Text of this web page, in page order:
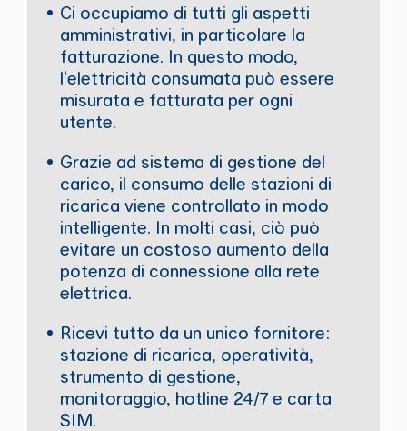
Ci occupiamo di tutti gli aspetti
amministrativi, in particolare la
fatturazione. In questo modo,
l'elettricità consumata può essere
misurata e fatturata per ogni
utente.
Grazie ad sistema di gestione del
carico, il consumo delle stazioni di
ricarica viene controllato in modo
intelligente. In molti casi, ciò può
evitare un costoso aumento della
potenza di connessione alla rete
elettrica.
Ricevi tutto da un unico fornitore:
stazione di ricarica, operatività,
strumento di gestione,
monitoraggio, hotline 24/7 e carta
SIM.